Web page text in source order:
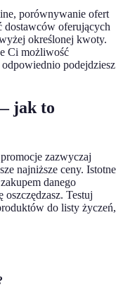
porównywanie ofert
dostawców oferujących
określonej kwoty.
Ci możliwość
odpowiednio podejdziesz
jak to
zazwyczaj
najniższe ceny. Istotne
danego
Testuj
do listy życzeń,